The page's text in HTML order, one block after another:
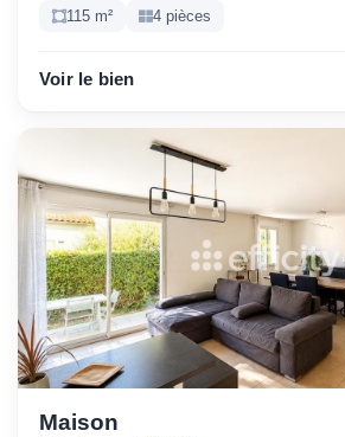
115 m² 4 pièces
Voir le bien
Maison